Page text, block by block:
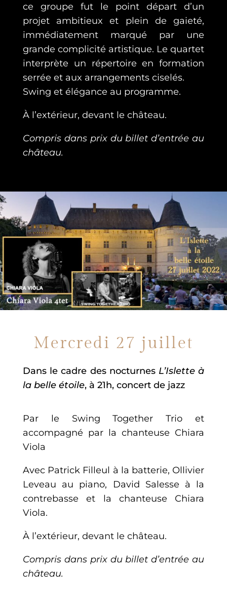
ce groupe fut le point départ d’un
projet ambitieux et plein de gaieté,
immédiatement marqué par une
grande complicité artistique. Le quartet
interprète un répertoire en formation
serrée et aux arrangements ciselés.
Swing et élégance au programme.
À l’extérieur, devant le château.
Compris dans prix du billet d’entrée au
château.
Mercredi 27 juillet
Dans le cadre des nocturnes L’Islette à
la belle étoile, à 21h, concert de jazz
Par le Swing Together Trio et
accompagné par la chanteuse Chiara
Viola
Avec Patrick Filleul à la batterie, Ollivier
Leveau au piano, David Salesse à la
contrebasse et la chanteuse Chiara
Viola.
À l’extérieur, devant le château.
Compris dans prix du billet d’entrée au
château.